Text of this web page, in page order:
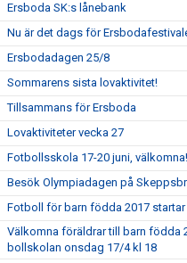
Ersboda SK:s lånebank
Nu är det dags för
Ersbodadagen 25/8
Sommarens sista lovaktivitet!
Tillsammans för Ersboda
Lovaktiviteter vecka 27
Fotbollsskola 17-20 juni, välkomna!
Besök Olympiadagen på
Fotboll för barn födda 2017 startar
Välkomna föräldrar till barn födda
bollskolan onsdag 17/4 kl 18